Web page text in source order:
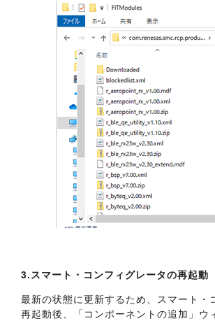
3.スマート・コンフィグレータの再起動
最新の状態に更新するため、スマート
再起動後、「コンポーネントの追加」